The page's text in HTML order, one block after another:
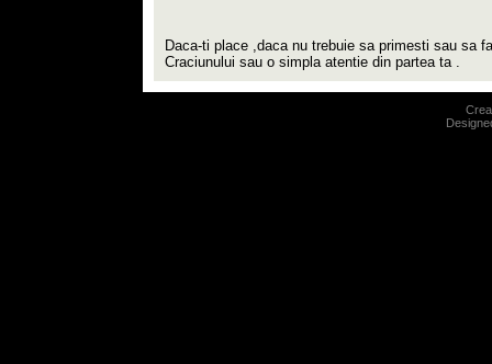
Daca-ti place ,daca nu trebuie sa primesti sau sa
Craciunului sau o simpla atentie din partea ta .